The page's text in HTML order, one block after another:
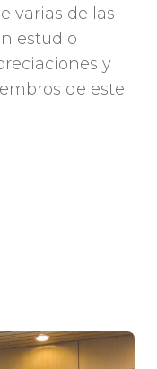
varias de las
estudio
y
de este